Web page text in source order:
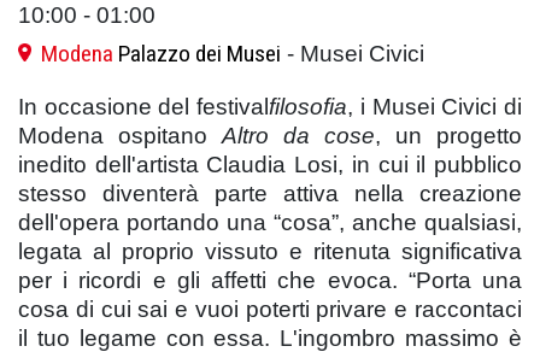
10:00 - 01:00
Modena Palazzo dei Musei - Musei Civici
In occasione del festivalfilosofia, i Musei Civici di
Modena ospitano Altro da cose, un progetto
inedito dell'artista Claudia Losi, in cui il pubblico
stesso diventerà parte attiva nella creazione
dell'opera portando una “cosa”, anche qualsiasi,
legata al proprio vissuto e ritenuta significativa
per i ricordi e gli affetti che evoca. “Porta una
cosa di cui sai e vuoi poterti privare e raccontaci
il tuo legame con essa. L'ingombro massimo è